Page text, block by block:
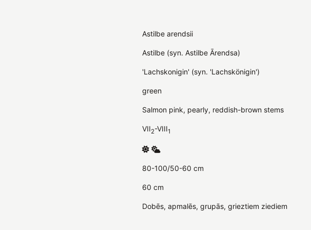
Astilbe arendsii
Astilbe (syn. Astilbe Ārendsa)
'Lachskonigin' (syn. 'Lachskönigin')
green
Salmon pink, pearly, reddish-brown stems
VII2-VIII1
80-100/50-60 cm
60 cm
Dobēs, apmalēs, grupās, grieztiem ziediem